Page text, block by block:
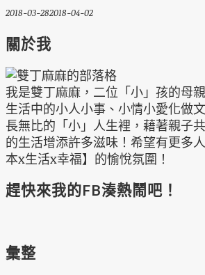
2018-03-282018-04-02
關於我
我是雙丁麻麻，二位「小」孩的母
生活中的小人小事、小情小愛化做
長無比的「小」人生裡，藉著親子
的生活增添許多滋味！希望有更多
本x生活x幸福】的愉悅氛圍！
趕快來我的FB湊熱鬧吧！
彙整